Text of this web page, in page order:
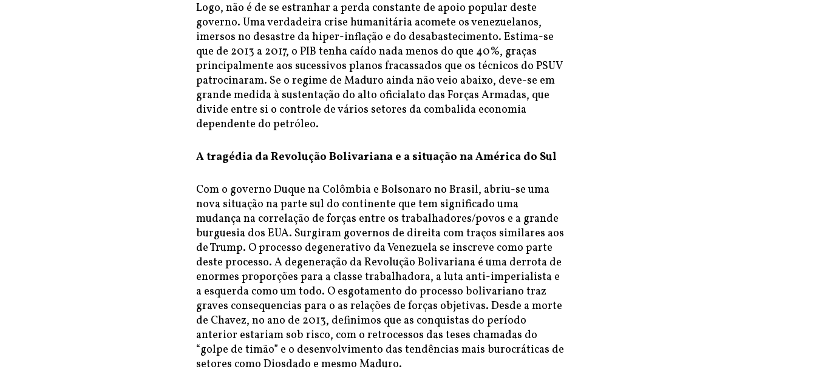
Logo, não é de se estranhar a perda constante de apoio popular deste
governo. Uma verdadeira crise humanitária acomete os venezuelanos,
imersos no desastre da hiper-inflação e do desabastecimento. Estima-se
que de 2013 a 2017, o PIB tenha caído nada menos do que 40%, graças
principalmente aos sucessivos planos fracassados que os técnicos do PSUV
patrocinaram. Se o regime de Maduro ainda não veio abaixo, deve-se em
grande medida à sustentação do alto oficialato das Forças Armadas, que
divide entre si o controle de vários setores da combalida economia
dependente do petróleo.
A tragédia da Revolução Bolivariana e a situação na América do Sul
Com o governo Duque na Colômbia e Bolsonaro no Brasil, abriu-se uma
nova situação na parte sul do continente que tem significado uma
mudança na correlação de forças entre os trabalhadores/povos e a grande
burguesia dos EUA. Surgiram governos de direita com traços similares aos
de Trump. O processo degenerativo da Venezuela se inscreve como parte
deste processo. A degeneração da Revolução Bolivariana é uma derrota de
enormes proporções para a classe trabalhadora, a luta anti-imperialista e
a esquerda como um todo. O esgotamento do processo bolivariano traz
graves consequencias para o as relações de forças objetivas. Desde a morte
de Chavez, no ano de 2013, definimos que as conquistas do período
anterior estariam sob risco, com o retrocessos das teses chamadas do
“golpe de timão” e o desenvolvimento das tendências mais burocráticas de
setores como Diosdado e mesmo Maduro.